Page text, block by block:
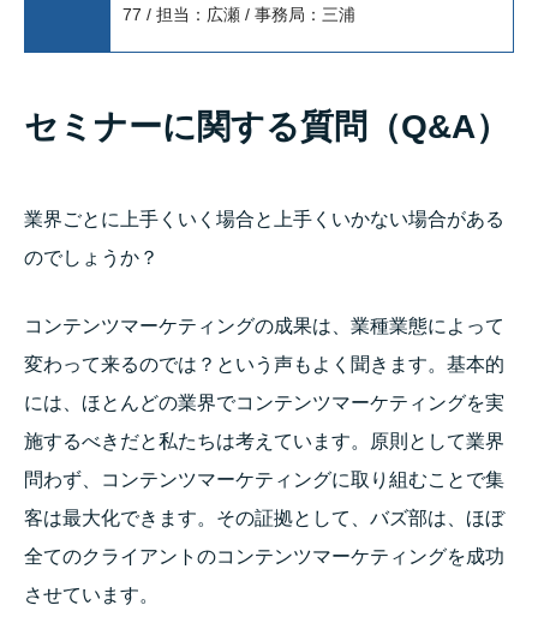
77 / 担当：広瀬 / 事務局：三浦
セミナーに関する質問（Q&A）
業界ごとに上手くいく場合と上手くいかない場合がある
のでしょうか？
コンテンツマーケティングの成果は、業種業態によって
変わって来るのでは？という声もよく聞きます。基本的
には、ほとんどの業界でコンテンツマーケティングを実
施するべきだと私たちは考えています。原則として業界
問わず、コンテンツマーケティングに取り組むことで集
客は最大化できます。その証拠として、バズ部は、ほぼ
全てのクライアントのコンテンツマーケティングを成功
させています。